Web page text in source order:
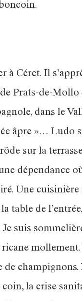
Céret. Il
Prats-de-
dans le
âpre »… Ludo
sur la
dépendance
Une
table de
suis
mollement.
de
la crise